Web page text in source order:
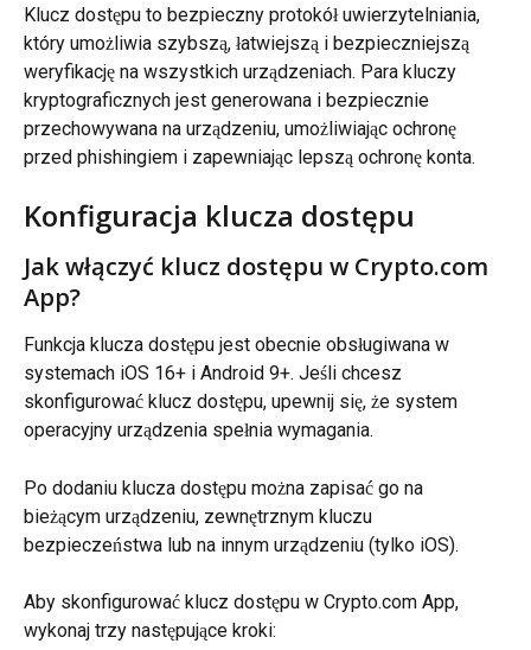
Klucz dostępu to bezpieczny protokół uwierzytelniania,
który umożliwia szybszą, łatwiejszą i bezpieczniejszą
weryfikację na wszystkich urządzeniach. Para kluczy
kryptograficznych jest generowana i bezpiecznie
przechowywana na urządzeniu, umożliwiając ochronę
przed phishingiem i zapewniając lepszą ochronę konta.
Konfiguracja klucza dostępu
Jak włączyć klucz dostępu w Crypto.com
App?
Funkcja klucza dostępu jest obecnie obsługiwana w
systemach iOS 16+ i Android 9+. Jeśli chcesz
skonfigurować klucz dostępu, upewnij się, że system
operacyjny urządzenia spełnia wymagania.
Po dodaniu klucza dostępu można zapisać go na
bieżącym urządzeniu, zewnętrznym kluczu
bezpieczeństwa lub na innym urządzeniu (tylko iOS).
Aby skonfigurować klucz dostępu w Crypto.com App,
wykonaj trzy następujące kroki: